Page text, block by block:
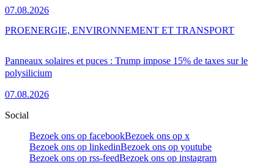
07.08.2026
Panneaux solaires et puces : Trump impose 15% de taxes sur le
polysilicium
07.08.2026
PROENERGIE, ENVIRONNEMENT ET TRANSPORT
Social
Bezoek ons op facebookBezoek ons op x
Bezoek ons op linkedinBezoek ons op youtube
Bezoek ons op rss-feedBezoek ons op instagram